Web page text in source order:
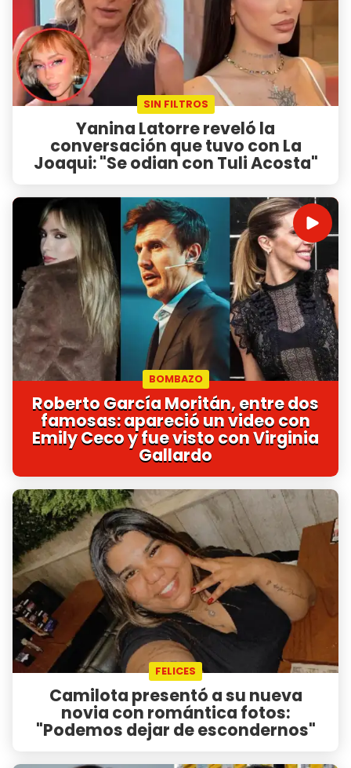
SIN FILTROS
Yanina Latorre reveló la
conversación que tuvo con La
Joaqui: "Se odian con Tuli Acosta"
BOMBAZO
Roberto García Moritán, entre dos
famosas: apareció un video con
Emily Ceco y fue visto con Virginia
Gallardo
FELICES
Camilota presentó a su nueva
novia con romántica fotos:
"Podemos dejar de escondernos"